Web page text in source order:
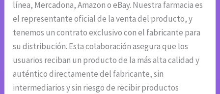
línea, Mercadona, Amazon o eBay. Nuestra farmacia es
el representante oficial de la venta del producto, y
tenemos un contrato exclusivo con el fabricante para
su distribución. Esta colaboración asegura que los
usuarios reciban un producto de la más alta calidad y
auténtico directamente del fabricante, sin
intermediarios y sin riesgo de recibir productos